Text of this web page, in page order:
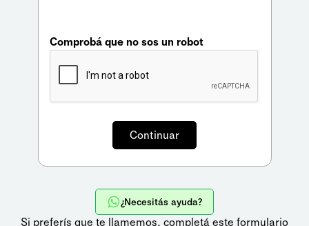
Comprobá que no sos un robot
¿Necesitás ayuda?
Si preferís que te llamemos, completá este formulario